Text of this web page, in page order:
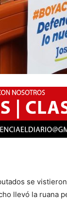
se
llevó la ruana